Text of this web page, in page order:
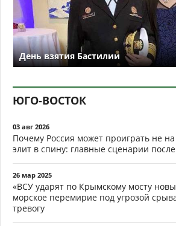
День взятия Бастилии
ЮГО-ВОСТОК
03 авг 2026
Почему Россия может проиграть не
элит в спину: главные сценарии
26 мар 2025
«ВСУ ударят по Крымскому мосту
морское перемирие под угрозой
тревогу